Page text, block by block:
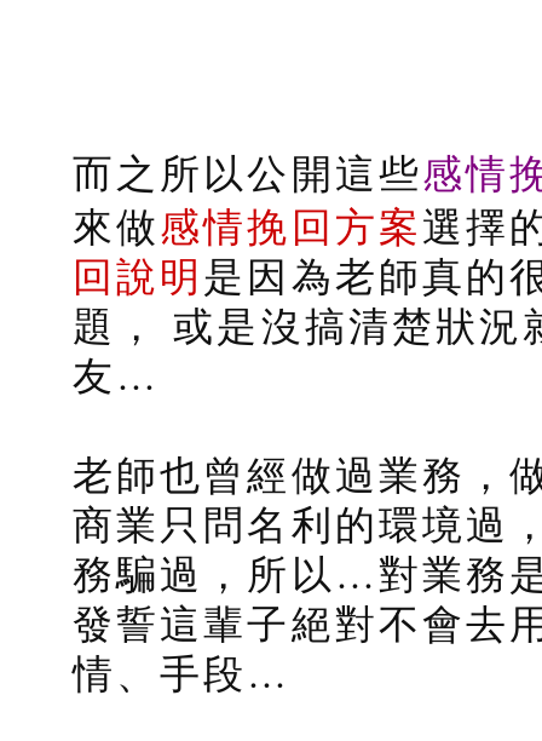
而之所以公開這些感情
來做感情挽回方案選擇
回說明是因為老師真的
題， 或是沒搞清楚狀況
友…
老師也曾經做過業務，
商業只問名利的環境過
務騙過，所以…對業務
發誓這輩子絕對不會去
情、手段…